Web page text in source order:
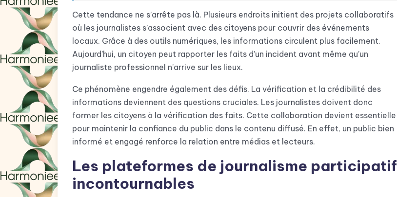
Cette tendance ne s’arrête pas là. Plusieurs endroits initient des projets collaboratifs
où les journalistes s’associent avec des citoyens pour couvrir des événements
locaux. Grâce à des outils numériques, les informations circulent plus facilement.
Aujourd’hui, un citoyen peut rapporter les faits d’un incident avant même qu’un
journaliste professionnel n’arrive sur les lieux.
Ce phénomène engendre également des défis. La vérification et la crédibilité des
informations deviennent des questions cruciales. Les journalistes doivent donc
former les citoyens à la vérification des faits. Cette collaboration devient essentielle
pour maintenir la confiance du public dans le contenu diffusé. En effet, un public bien
informé et engagé renforce la relation entre médias et lecteurs.
Les plateformes de journalisme participatif
incontournables